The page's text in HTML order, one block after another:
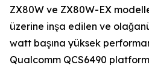
ZX80W ve ZX80W-EX
üzerine inşa edilen ve
watt başına yüksek
Qualcomm QCS6490